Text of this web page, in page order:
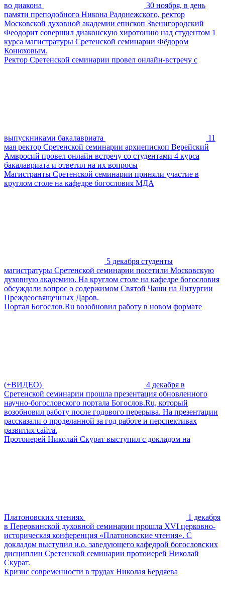
во диакона
30 ноября, в день
памяти преподобного Никона Радонежского, ректор
Московской духовной академии епископ Звенигородский
Феодорит совершил диаконскую хиротонию над студентом 1
курса магистратуры Сретенской семинарии Фёдором
Конюховым.
Ректор Сретенской семинарии провел онлайн-встречу с
выпускниками бакалавриата
11
мая ректор Сретенской семинарии архиепископ Верейский
Амвросий провел онлайн встречу со студентами 4 курса
бакалавриата и ответил на их вопросы
Магистранты Сретенской семинарии приняли участие в
круглом столе на кафедре богословия МДА
5 декабря студенты
магистратуры Сретенской семинарии посетили Московскую
духовную академию. На круглом столе на кафедре богословия
обсуждали вопрос о содержимом Святой Чаши на Литургии
Преждеосвященных Даров.
Портал Богослов.Ru возобновил работу в новом формате
(+ВИДЕО)
4 декабря в
Сретенской семинарии прошла презентация обновленного
научно-богословского портала Богослов.Ru, который
возобновил работу после годового перерыва. На презентации
рассказали о проделанной за год работе и перспективах
развития сайта.
Протоиерей Николай Скурат выступил с докладом на
Платоновских чтениях
1 декабря
в Перервинской духовной семинарии прошла XVI церковно-
историческая конференция «Платоновские чтения». С
докладом выступил и.о. заведующего кафедрой богословских
дисциплин Сретенской семинарии протоиерей Николай
Скурат.
Кризис современности в трудах Николая Бердяева